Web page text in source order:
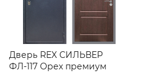
Дверь REX СИЛЬВЕР
ФЛ-117 Орех премиум